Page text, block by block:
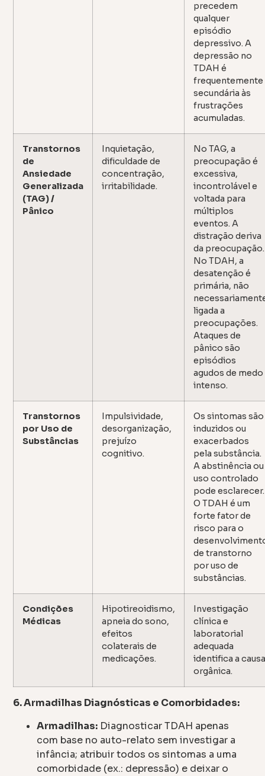
precedem
qualquer
episódio
depressivo. A
depressão no
TDAH é
frequentemente
secundária às
frustrações
acumuladas.
Transtornos
de
Ansiedade
Generalizada
(TAG) /
Pânico
Inquietação,
dificuldade de
concentração,
irritabilidade.
No TAG, a
preocupação é
excessiva,
incontrolável e
voltada para
múltiplos
eventos. A
distração deriva
da preocupação.
No TDAH, a
desatenção é
primária, não
ligada a
preocupações.
Ataques de
pânico são
episódios
agudos de medo
intenso.
Transtornos
por Uso de
Substâncias
Impulsividade,
desorganização,
prejuízo
cognitivo.
Os sintomas são
induzidos ou
exacerbados
pela substância.
A abstinência ou
uso controlado
pode esclarecer.
O TDAH é um
forte fator de
risco para o
de transtorno
por uso de
substâncias.
Condições
Médicas
Hipotireoidismo,
apneia do sono,
efeitos
colaterais de
medicações.
Investigação
clínica e
laboratorial
adequada
identifica a
orgânica.
6. Armadilhas Diagnósticas e Comorbidades:
Armadilhas: Diagnosticar TDAH apenas
com base no auto-relato sem investigar a
infância; atribuir todos os sintomas a uma
comorbidade (ex.: depressão) e deixar o